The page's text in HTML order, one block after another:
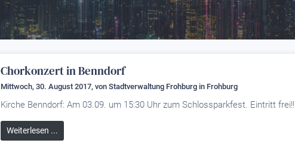
Chorkonzert in Benndorf
Mittwoch, 30. August 2017, von Stadtverwaltung Frohburg in Frohburg
Kirche Benndorf: Am 03.09. um 15:30 Uhr zum Schlossparkfest. Eintritt frei!!
Weiterlesen ...